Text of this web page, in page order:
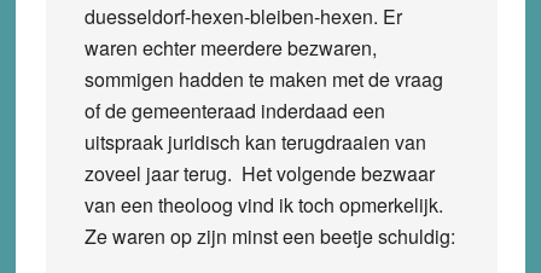
duesseldorf-hexen-bleiben-hexen. Er
waren echter meerdere bezwaren,
sommigen hadden te maken met de vraag
of de gemeenteraad inderdaad een
uitspraak juridisch kan terugdraaien van
zoveel jaar terug. Het volgende bezwaar
van een theoloog vind ik toch opmerkelijk.
Ze waren op zijn minst een beetje schuldig: